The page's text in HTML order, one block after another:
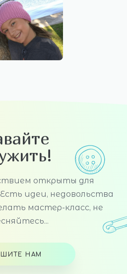
открыты для
идеи, недовольства
мастер-класс, не
НАМ